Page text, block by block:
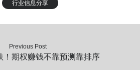
行业信息分享
Previous Post
！期权赚钱不靠预测靠排序